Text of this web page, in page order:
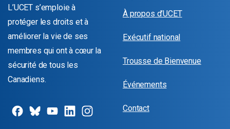
L’UCET s’emploie à
protéger les droits et à
améliorer la vie de ses
membres qui ont à cœur la
sécurité de tous les
Canadiens.
À propos d’UCET
Exécutif national
Trousse de Bienvenue
Événements
Contact